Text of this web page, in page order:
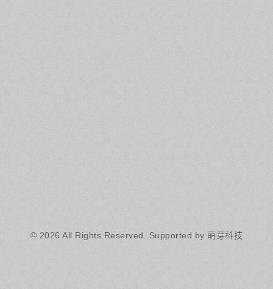
© 2026 All Rights Reserved. Supported by 萌芽科技